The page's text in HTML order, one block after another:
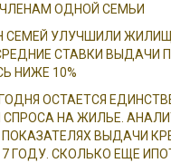
ОДНОЙ СЕМЬИ
СЕМЕЙ УЛУЧШИЛИ
СТАВКИ ВЫДАЧИ
НИЖЕ 10%
ОСТАЕТСЯ
НА ЖИЛЬЕ.
ВЫДАЧИ
ГОДУ. СКОЛЬКО ЕЩЕ